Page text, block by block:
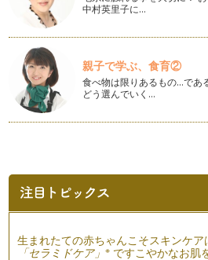
メリカ人の主人、娘には日本語も英語
絵本購入ヘルプガイド
前回の記事で、まずは簡単な絵の多
内容に関連性のあるものを次の本と
英語の絵本の選び方
英語を子どもたちに身近に感じて欲
前回の記事は『ママの英語ブラッシ
し、ママ自身が英語にもっと触れるた
『子どもと一緒に、私も英語力をブ
中村英里子に…
親子で学ぶ、食育②
食べ物は限りあるもの…であ
どう選んでいく…
生まれたての赤ちゃんこそスキンケア
「セラミドケア」※ ですこやかなお肌